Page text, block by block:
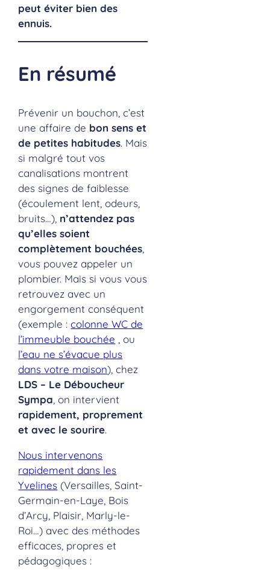
peut éviter bien des
ennuis.
En résumé
Prévenir un bouchon, c’est
une affaire de bon sens et
de petites habitudes. Mais
si malgré tout vos
canalisations montrent
des signes de faiblesse
(écoulement lent, odeurs,
bruits…), n’attendez pas
qu’elles soient
complètement bouchées
vous pouvez appeler un
plombier. Mais si vous vous
retrouvez avec un
engorgement conséquent
(exemple :colonne WC de
l’immeuble bouchée , ou
l’eau ne s’évacue plus
dans votre maison), chez
LDS – Le Déboucheur
Sympa , on intervient
rapidement, proprement
et avec le sourire.
Nous intervenons
rapidement dans les
Yvelines (Versailles, Saint-
Germain-en-Laye, Bois
d’Arcy, Plaisir, Marly-le-
Roi…) avec des méthodes
efficaces, propres et
pédagogiques :